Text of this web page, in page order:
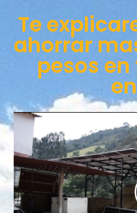
Te
ahorrar
pesos